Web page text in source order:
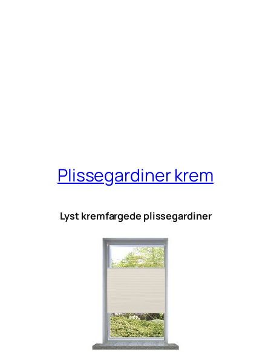
Plissegardiner krem
Lyst kremfargede plissegardiner